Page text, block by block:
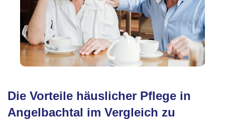
Die Vorteile häuslicher Pflege in
Angelbachtal im Vergleich zu